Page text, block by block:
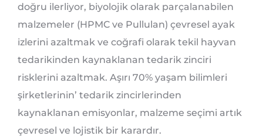
doğru ilerliyor, biyolojik olarak parçalanabilen
malzemeler (HPMC ve Pullulan) çevresel ayak
izlerini azaltmak ve coğrafi olarak tekil hayvan
tedarikinden kaynaklanan tedarik zinciri
risklerini azaltmak. Aşırı 70% yaşam bilimleri
şirketlerinin’ tedarik zincirlerinden
kaynaklanan emisyonlar, malzeme seçimi artık
çevresel ve lojistik bir karardır.